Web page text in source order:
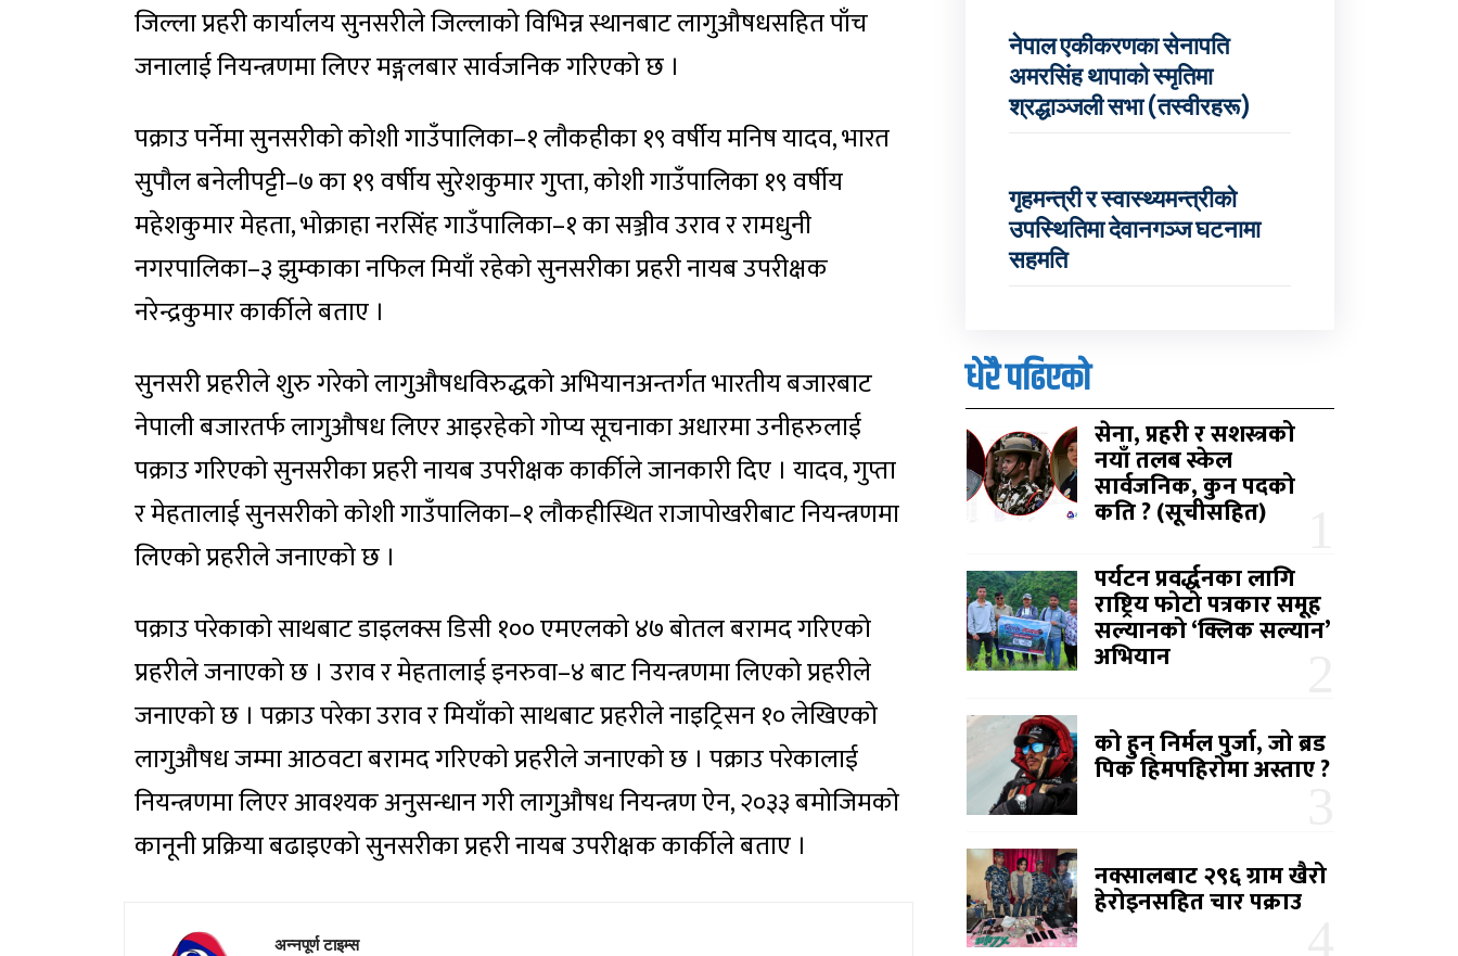
जिल्ला प्रहरी कार्यालय सुनसरीले जिल्लाको विभिन्न स्थानबाट लागुऔषधसहित पाँच
जनालाई नियन्त्रणमा लिएर मङ्गलबार सार्वजनिक गरिएको छ ।
पक्राउ पर्नेमा सुनसरीको कोशी गाउँपालिका–१ लौकहीका १९ वर्षीय मनिष यादव, भारत
सुपौल बनेलीपट्टी–७ का १९ वर्षीय सुरेशकुमार गुप्ता, कोशी गाउँपालिका १९ वर्षीय
महेशकुमार मेहता, भोक्राहा नरसिंह गाउँपालिका–१ का सञ्जीव उराव र रामधुनी
नगरपालिका–३ झुम्काका नफिल मियाँ रहेको सुनसरीका प्रहरी नायब उपरीक्षक
नरेन्द्रकुमार कार्कीले बताए ।
सुनसरी प्रहरीले शुरु गरेको लागुऔषधविरुद्धको अभियानअन्तर्गत भारतीय बजारबाट
नेपाली बजारतर्फ लागुऔषध लिएर आइरहेको गोप्य सूचनाका अधारमा उनीहरुलाई
पक्राउ गरिएको सुनसरीका प्रहरी नायब उपरीक्षक कार्कीले जानकारी दिए । यादव, गुप्ता
र मेहतालाई सुनसरीको कोशी गाउँपालिका–१ लौकहीस्थित राजापोखरीबाट नियन्त्रणमा
लिएको प्रहरीले जनाएको छ ।
पक्राउ परेकाको साथबाट डाइलक्स डिसी १०० एमएलको ४७ बोतल बरामद गरिएको
प्रहरीले जनाएको छ । उराव र मेहतालाई इनरुवा–४ बाट नियन्त्रणमा लिएको प्रहरीले
जनाएको छ । पक्राउ परेका उराव र मियाँको साथबाट प्रहरीले नाइट्रिसन १० लेखिएको
लागुऔषध जम्मा आठवटा बरामद गरिएको प्रहरीले जनाएको छ । पक्राउ परेकालाई
नियन्त्रणमा लिएर आवश्यक अनुसन्धान गरी लागुऔषध नियन्त्रण ऐन, २०३३ बमोजिमको
कानूनी प्रक्रिया बढाइएको सुनसरीका प्रहरी नायब उपरीक्षक कार्कीले बताए ।
अन्नपूर्ण टाइम्स
नेपाल एकीकरणका सेनापति
अमरसिंह थापाको स्मृतिमा
श्रद्धाञ्जली सभा (तस्वीरहरू)
गृहमन्त्री र स्वास्थ्यमन्त्रीको
उपस्थितिमा देवानगञ्ज घटनामा
सहमति
धेरै पढिएको
सेना, प्रहरी र सशस्त्रको
नयाँ तलब स्केल
सार्वजनिक, कुन पदको
कति ? (सूचीसहित)
पर्यटन प्रवर्द्धनका लागि
राष्ट्रिय फोटो पत्रकार समूह
सल्यानको ‘क्लिक सल्यान’
अभियान
को हुन् निर्मल पुर्जा, जो ब्रड
पिक हिमपहिरोमा अस्ताए ?
नक्सालबाट २९६ ग्राम खैरो
हेरोइनसहित चार पक्राउ